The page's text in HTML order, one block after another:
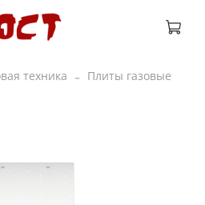
техника Плиты газовые